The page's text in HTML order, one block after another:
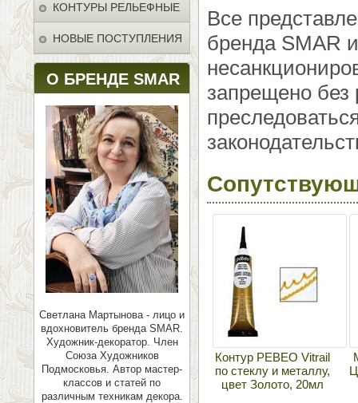
КОНТУРЫ РЕЛЬЕФНЫЕ
НОВЫЕ ПОСТУПЛЕНИЯ
О БРЕНДЕ SMAR
Светлана Мартынова - лицо и
вдохновитель бренда SMAR.
Художник-декоратор. Член
Союза Художников
Подмосковья. Автор мастер-
классов и статей по
различным техникам декора.
Все
бренда SMAR
запрещено без
Контур PEBEO Vitrail
по стеклу и металлу,
цвет Золото, 20мл